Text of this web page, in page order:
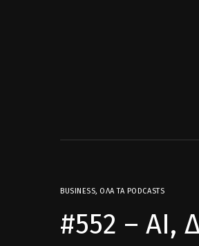
BUSINESS, ΌΛΑ ΤΑ PODCASTS
#552 – AI,